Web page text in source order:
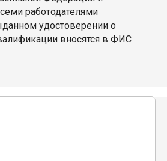
работодателями
удостоверении о
вносятся в ФИС